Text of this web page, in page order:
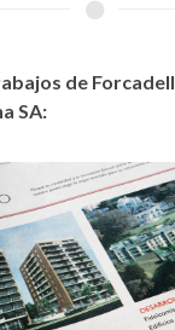
de Forcadell
SA: